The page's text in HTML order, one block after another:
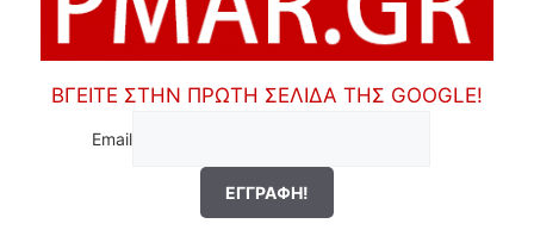
ΒΓΕΙΤΕ ΣΤΗΝ ΠΡΩΤΗ ΣΕΛΙΔΑ ΤΗΣ GOOGLE!
Email